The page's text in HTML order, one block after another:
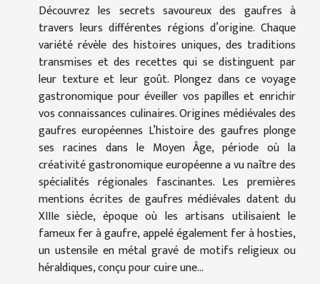
Découvrez les secrets savoureux des gaufres à
travers leurs différentes régions d’origine. Chaque
variété révèle des histoires uniques, des traditions
transmises et des recettes qui se distinguent par
leur texture et leur goût. Plongez dans ce voyage
gastronomique pour éveiller vos papilles et enrichir
vos connaissances culinaires. Origines médiévales des
gaufres européennes L’histoire des gaufres plonge
ses racines dans le Moyen Âge, période où la
créativité gastronomique européenne a vu naître des
spécialités régionales fascinantes. Les premières
mentions écrites de gaufres médiévales datent du
XIIIe siècle, époque où les artisans utilisaient le
fameux fer à gaufre, appelé également fer à hosties,
un ustensile en métal gravé de motifs religieux ou
héraldiques, conçu pour cuire une...